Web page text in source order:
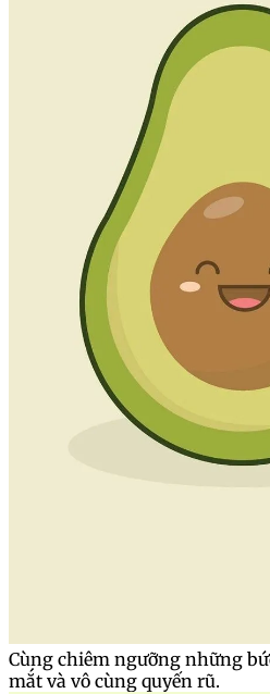
Cùng chiêm ngưỡng những
mắt và vô cùng quyến rũ.